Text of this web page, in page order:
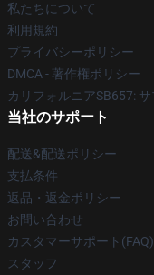
私たちについて
利用規約
プライバシーポリシー
DMCA - 著作権ポリシー
カリフォルニアSB657:
当社のサポート
配送&配送ポリシー
支払条件
返品・返金ポリシー
お問い合わせ
カスタマーサポート(FAQ)
スタッフ